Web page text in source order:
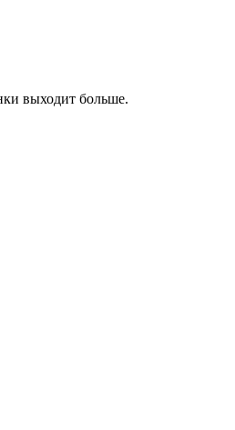
выходит больше.